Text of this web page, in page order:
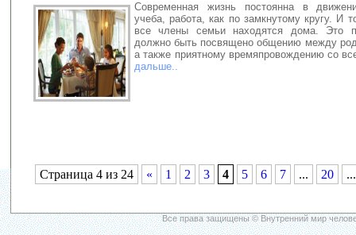
Современная жизнь постоянна в
учеба, работа, как по замкнутому кругу. И
все члены семьи находятся дома. Это
должно быть посвящено общению между
а также приятному времяпровождению со
дальше..
Страница 4 из 24 « 1 2 3 4 5 6 7 ... 20 ...
Все права защищены © Внутренний мир